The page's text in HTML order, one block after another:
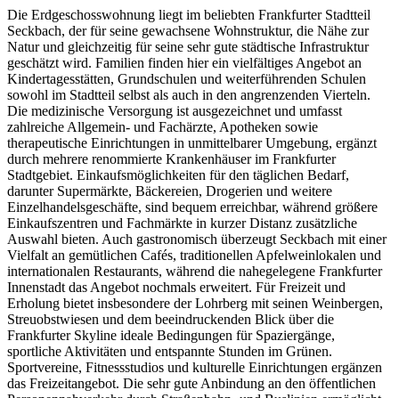
Die Erdgeschosswohnung liegt im beliebten Frankfurter Stadtteil
Seckbach, der für seine gewachsene Wohnstruktur, die Nähe zur
Natur und gleichzeitig für seine sehr gute städtische Infrastruktur
geschätzt wird. Familien finden hier ein vielfältiges Angebot an
Kindertagesstätten, Grundschulen und weiterführenden Schulen
sowohl im Stadtteil selbst als auch in den angrenzenden Vierteln.
Die medizinische Versorgung ist ausgezeichnet und umfasst
zahlreiche Allgemein- und Fachärzte, Apotheken sowie
therapeutische Einrichtungen in unmittelbarer Umgebung, ergänzt
durch mehrere renommierte Krankenhäuser im Frankfurter
Stadtgebiet. Einkaufsmöglichkeiten für den täglichen Bedarf,
darunter Supermärkte, Bäckereien, Drogerien und weitere
Einzelhandelsgeschäfte, sind bequem erreichbar, während größere
Einkaufszentren und Fachmärkte in kurzer Distanz zusätzliche
Auswahl bieten. Auch gastronomisch überzeugt Seckbach mit einer
Vielfalt an gemütlichen Cafés, traditionellen Apfelweinlokalen und
internationalen Restaurants, während die nahegelegene Frankfurter
Innenstadt das Angebot nochmals erweitert. Für Freizeit und
Erholung bietet insbesondere der Lohrberg mit seinen Weinbergen,
Streuobstwiesen und dem beeindruckenden Blick über die
Frankfurter Skyline ideale Bedingungen für Spaziergänge,
sportliche Aktivitäten und entspannte Stunden im Grünen.
Sportvereine, Fitnessstudios und kulturelle Einrichtungen ergänzen
das Freizeitangebot. Die sehr gute Anbindung an den öffentlichen